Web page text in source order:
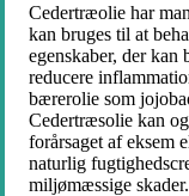
Cedertræolie har
kan bruges til at
egenskaber, der kan
reducere
bærerolie som
Cedertræsolie kan
forårsaget af eksem
naturlig
miljømæssige skader.